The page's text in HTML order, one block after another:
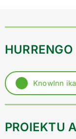
KnowInn
PROIEKTU